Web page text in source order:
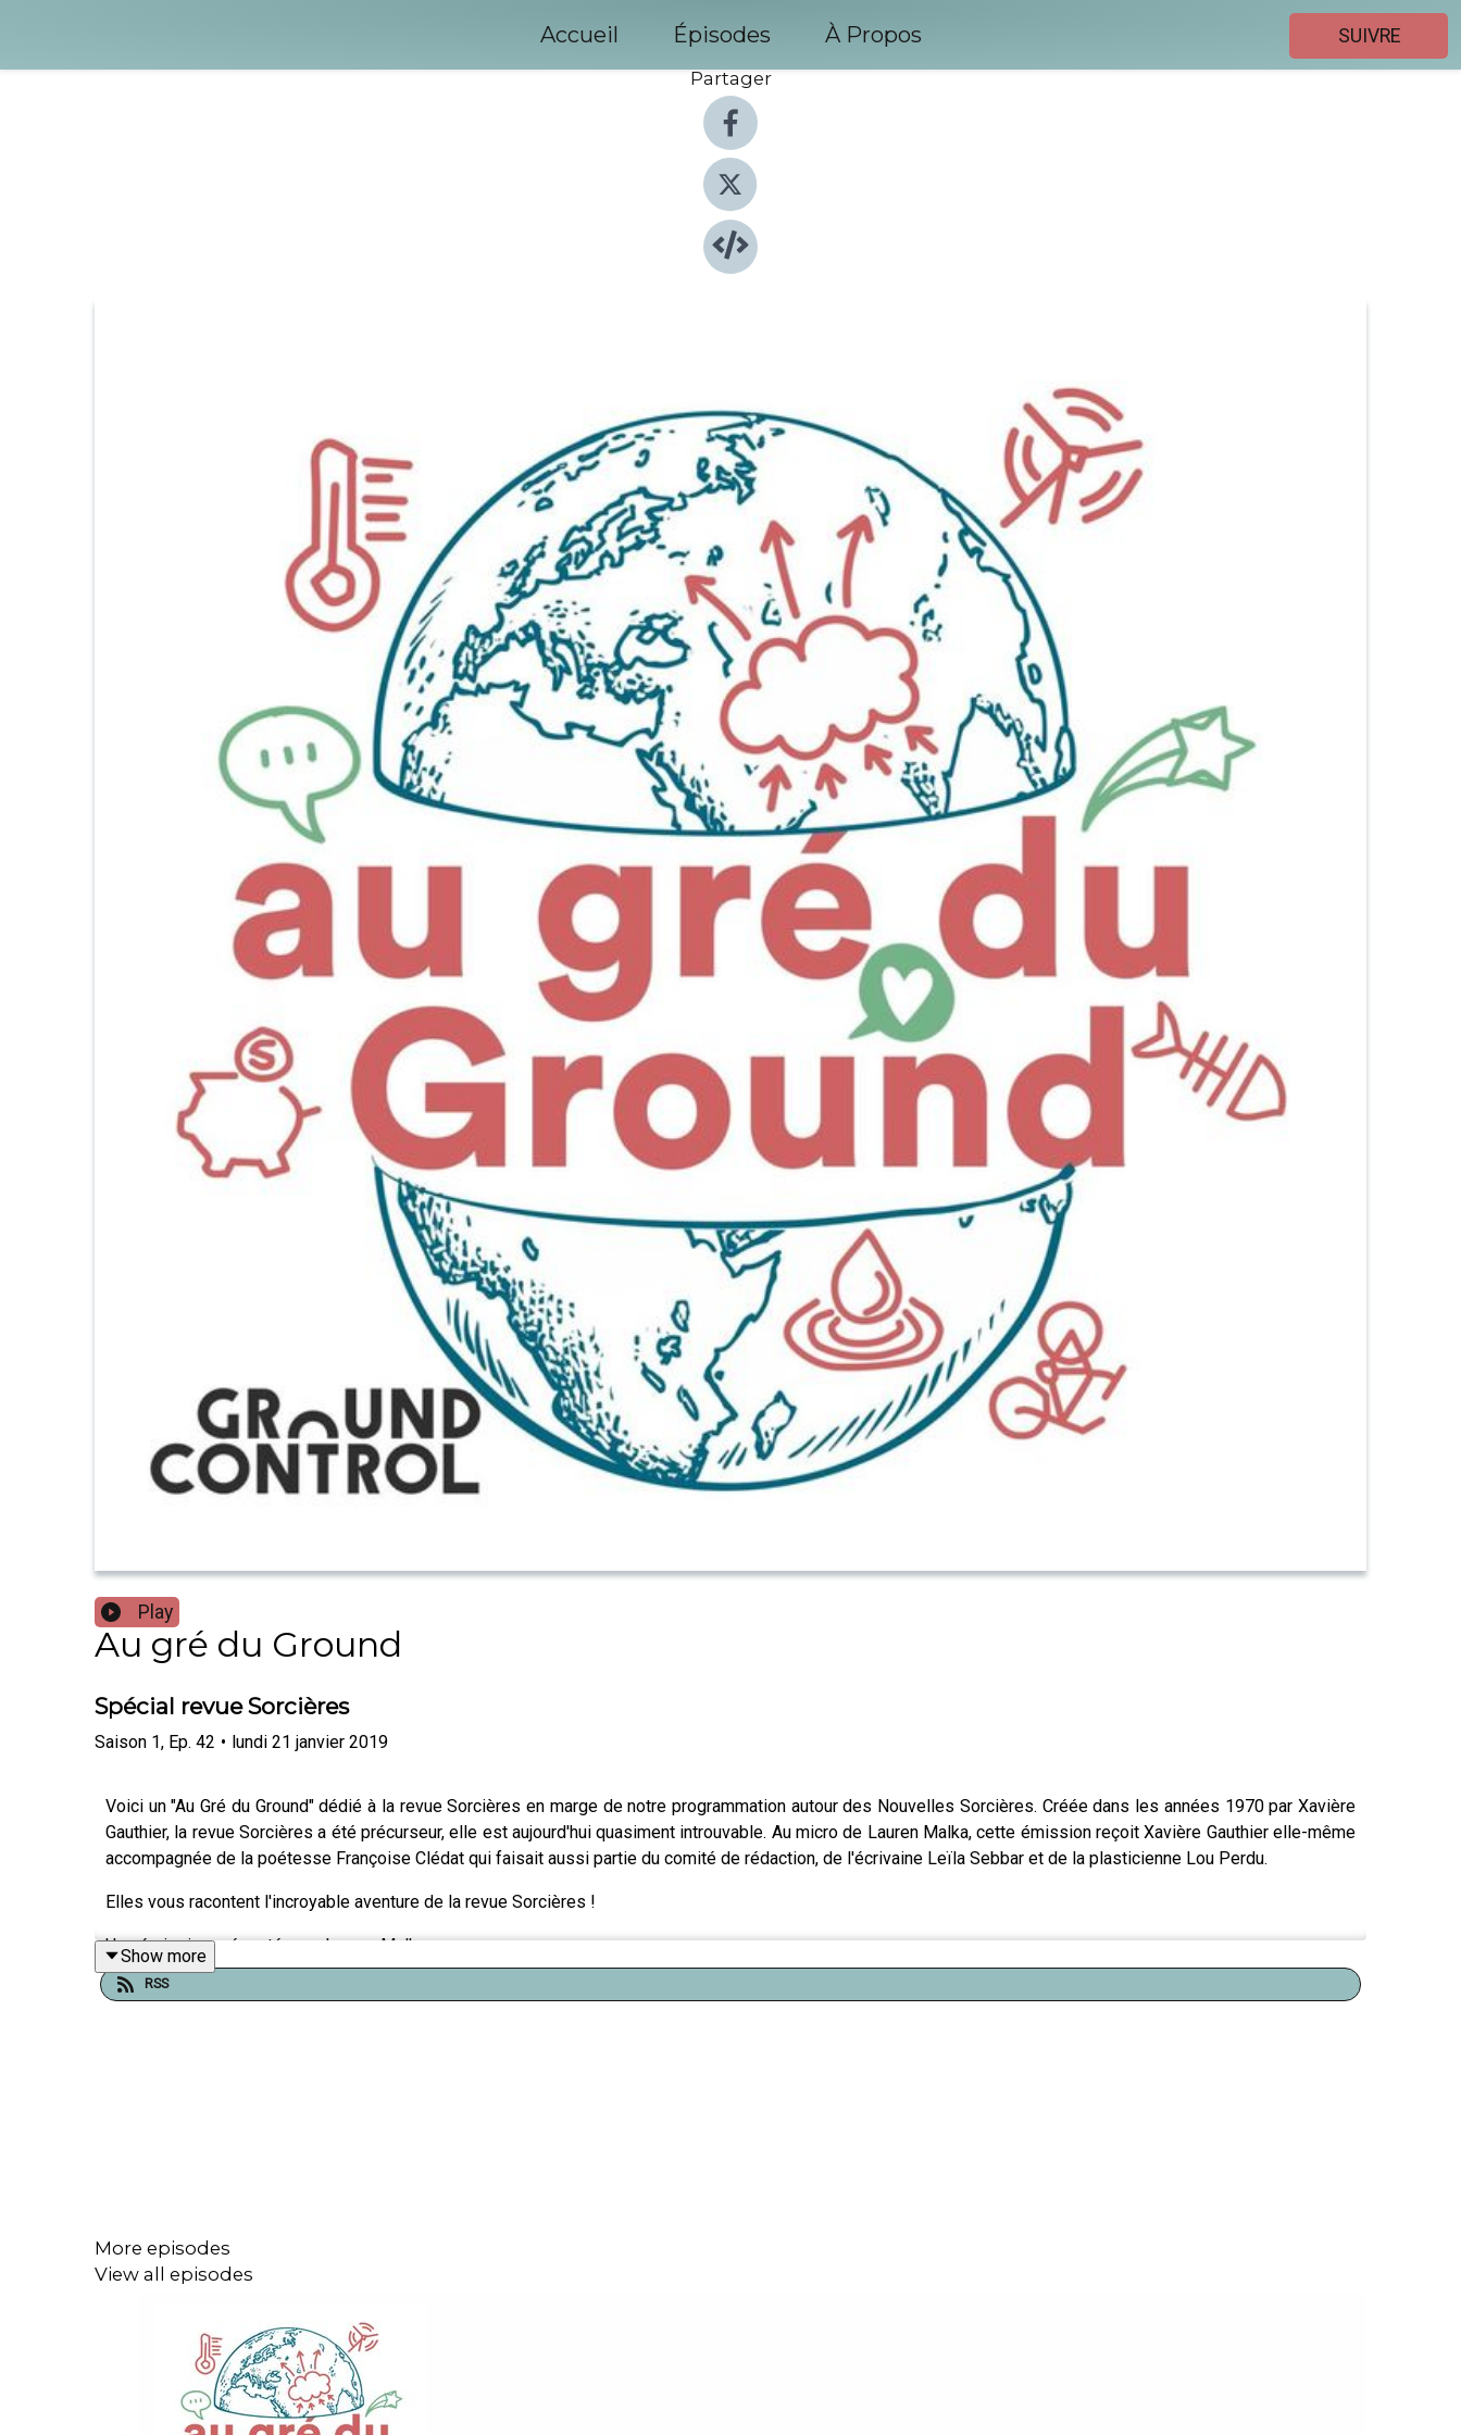
Accueil Épisodes À Propos
SUIVRE
Partager
Play
Au gré du Ground
Spécial revue Sorcières
Saison 1, Ep. 42 • lundi 21 janvier 2019
Voici un "Au Gré du Ground" dédié à la revue Sorcières en marge de notre programmation autour des Nouvelles Sorcières. Créée dans les années 1970 par Xavière
Gauthier, la revue Sorcières a été précurseur, elle est aujourd'hui quasiment introuvable. Au micro de Lauren Malka, cette émission reçoit Xavière Gauthier elle-même
accompagnée de la poétesse Françoise Clédat qui faisait aussi partie du comité de rédaction, de l'écrivaine Leïla Sebbar et de la plasticienne Lou Perdu.
Elles vous racontent l'incroyable aventure de la revue Sorcières !
Une émission présentée par Lauren Malka
Show more
RSS
More episodes
View all episodes